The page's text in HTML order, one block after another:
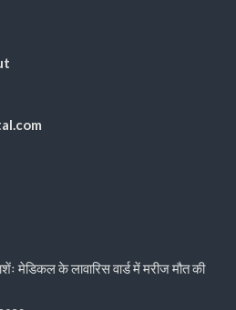
मेडिकल के लावारिस वार्ड में मरीज मौत की